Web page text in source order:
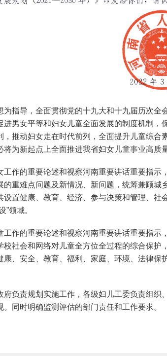
导，全面贯彻党的十九大和十九届历次全
男女平等和妇女儿童全面发展的制度机制
推动妇女走在时代前列，全面提升儿童综
为新起点上全面推进我省妇女儿童事业高质
作的重要论述和视察河南重要讲话重要指
重难点问题及新情况、新问题，统筹兼顾
置健康、教育、经济、参与决策和管理、
领域。
作的重要论述和视察河南重要讲话重要指
社会和网络对儿童全方位全过程的综合保
、安全、教育、福利、家庭、环境、法律
责规划实施工作，各级妇儿工委负责组织
同时明确监测评估的部门责任和工作要求。